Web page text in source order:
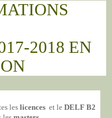
2018 EN
les licences et le DELF B2